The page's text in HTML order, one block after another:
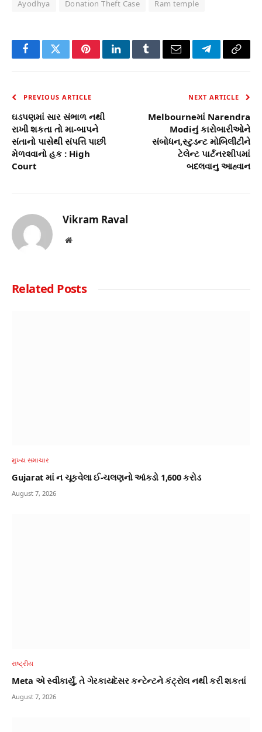
Ayodhya Donation Theft Case Ram temple
FacebookTwitterPinterestLinkedInTumblrEmail TelegramCopy
PREVIOUS ARTICLE
ઘડપણમાં સાર સંભાળ નથી
રાખી શકતા તો મા-બાપને
સંતાનો પાસેથી સંપત્તિ પાછી
મેળવવાનો હક : High
Court
NEXT ARTICLE
Melbourneમાં Narendra
Modiનું કારોબારીઓને
સંબોધન,સ્ટુડન્ટ મોબિલીટીને
ટેલેન્ટ પાર્ટનરશીપમાં
બદલવાનુ આહ્વાન
Vikram Raval
Website
Related Posts
મુખ્ય સમાચાર
Gujarat માં ન ચૂકવેલા ઈ-ચલણનો આંકડો 1,600 કરોડ
August 7, 2026
રાષ્ટ્રીય
Meta એ સ્વીકાર્યું, તે ગેરકાયદેસર કન્ટેન્ટને કંટ્રોલ નથી કરી શકતાં
August 7, 2026